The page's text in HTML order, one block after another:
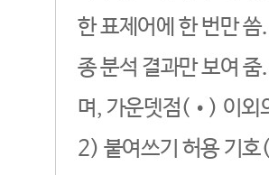
한 표제어에 한 번만
종 분석 결과만 보여
며, 가운뎃점(•) 이외
2) 붙여쓰기 허용 기호